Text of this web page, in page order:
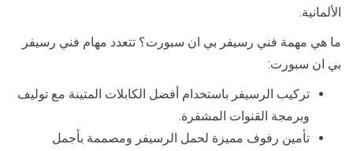
الألمانية.
ما هي مهمة فني رسيفر بي ان سبورت؟ تتعدد مهام فني رسيفر
بي ان سبورت:
تركيب الرسيفر باستخدام أفضل الكابلات المتينة مع توليف
وبرمجة القنوات المشفرة.
تأمين رفوف مميزة لحمل الرسيفر ومصممة بأجمل